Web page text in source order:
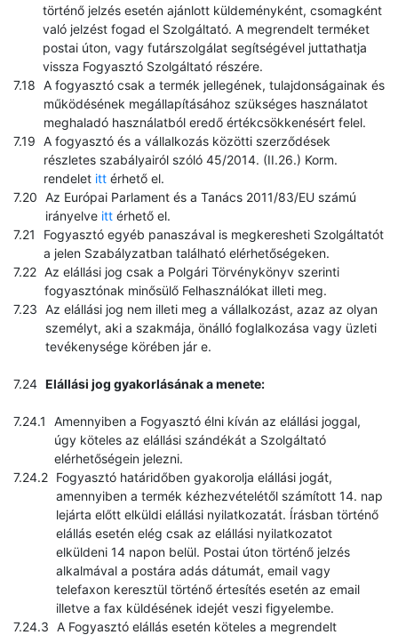
történő jelzés esetén ajánlott küldeményként, csomagként
való jelzést fogad el Szolgáltató. A megrendelt terméket
postai úton, vagy futárszolgálat segítségével juttathatja
vissza Fogyasztó Szolgáltató részére.
A fogyasztó csak a termék jellegének, tulajdonságainak és
működésének megállapításához szükséges használatot
meghaladó használatból eredő értékcsökkenésért felel.
A fogyasztó és a vállalkozás közötti szerződések
részletes szabályairól szóló 45/2014. (II.26.) Korm.
rendelet itt érhető el.
Az Európai Parlament és a Tanács 2011/83/EU számú
irányelve itt érhető el.
Fogyasztó egyéb panaszával is megkeresheti Szolgáltatót
a jelen Szabályzatban található elérhetőségeken.
Az elállási jog csak a Polgári Törvénykönyv szerinti
fogyasztónak minősülő Felhasználókat illeti meg.
Az elállási jog nem illeti meg a vállalkozást, azaz az olyan
személyt, aki a szakmája, önálló foglalkozása vagy üzleti
tevékenysége körében jár e.
Elállási jog gyakorlásának a menete:
Amennyiben a Fogyasztó élni kíván az elállási joggal,
úgy köteles az elállási szándékát a Szolgáltató
elérhetőségein jelezni.
Fogyasztó határidőben gyakorolja elállási jogát,
amennyiben a termék kézhezvételétől számított 14. nap
lejárta előtt elküldi elállási nyilatkozatát. Írásban történő
elállás esetén elég csak az elállási nyilatkozatot
elküldeni 14 napon belül. Postai úton történő jelzés
alkalmával a postára adás dátumát, email vagy
telefaxon keresztül történő értesítés esetén az email
illetve a fax küldésének idejét veszi figyelembe.
A Fogyasztó elállás esetén köteles a megrendelt